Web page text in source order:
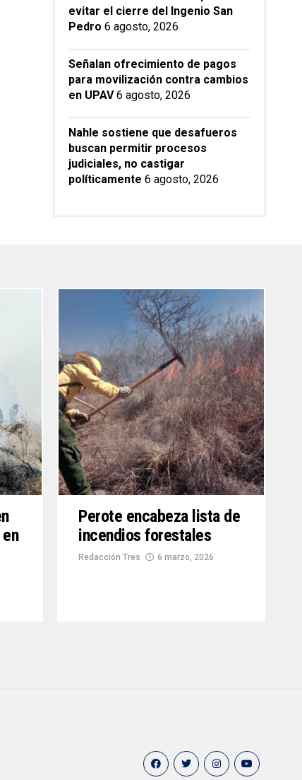
evitar el cierre del Ingenio San
Pedro 6 agosto, 2026
Señalan ofrecimiento de pagos
para movilización contra cambios
en UPAV 6 agosto, 2026
Nahle sostiene que desafueros
buscan permitir procesos
judiciales, no castigar
políticamente 6 agosto, 2026
Perote encabeza lista de
incendios forestales
Redacción Tres 6 marzo, 2026